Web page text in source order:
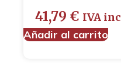
41,79 € IVA
Añadir al carrito